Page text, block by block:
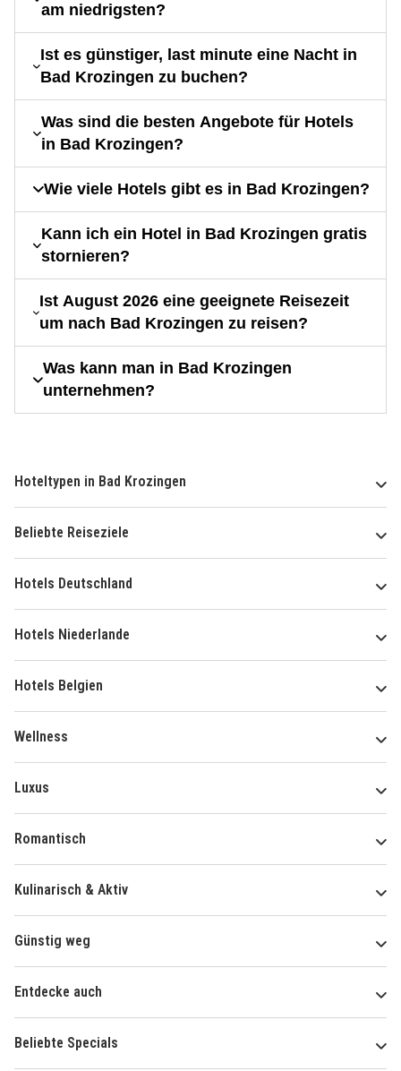
am niedrigsten?
Ist es günstiger, last minute eine Nacht in
Bad Krozingen zu buchen?
Was sind die besten Angebote für Hotels
in Bad Krozingen?
Wie viele Hotels gibt es in Bad Krozingen?
Kann ich ein Hotel in Bad Krozingen gratis
stornieren?
Ist August 2026 eine geeignete Reisezeit
um nach Bad Krozingen zu reisen?
Was kann man in Bad Krozingen
unternehmen?
Hoteltypen in Bad Krozingen
Beliebte Reiseziele
Hotels Deutschland
Hotels Niederlande
Hotels Belgien
Wellness
Luxus
Romantisch
Kulinarisch & Aktiv
Günstig weg
Entdecke auch
Beliebte Specials